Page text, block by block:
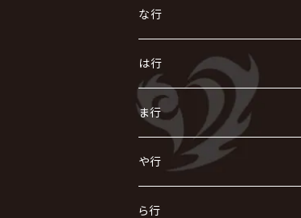
ACME / アクメ
浅葱 / ASAGI
Azavana
exist†trace
Initial'L
INORAN
イビツ マル
VIRGE / ヴァージュ
Waive
Versailles
え
ACE OF SPADES
X JAPAN
LSN / The LEGENDARY SIX NINE
お
AURORIZE
OFIAM
Kαin
GACKT
KAKUMAY
CASCADE
KISAKI
キズ
KiD
く
Crack6
グラビティ
GRIMOIRE
け
[ kei ] / 圭
仮病
こ
GOATBED
ゴールデンボンバー
ザアザア
The THIRTEEN
Psycho le Cému
櫻井敦司
し
Zeke Deux
Z CLEAR
SEESAW
す
Z CLEAR
超ジャシー
せ
ゼラ
零[Hz]
そ
SOPHIA
た
DASEIN
DAIGO
ち
CHAQLA.
つ
て
D
と
な行
な
NIGHTMARE
NAZARE
に
NiEL
NICOLAS
ぬ
nurié
ね
は行
は
heidi.
H.U.G
ひ
HERO
ふ
ま行
ま
THE MICRO HEAD 4N'S
み
や行
や
ら行